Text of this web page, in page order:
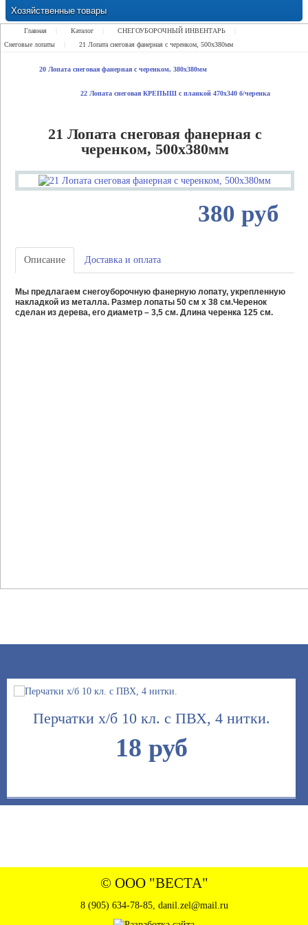
Хозяйственные товары
Замки Ручки Петли Засовы Проушины
Главная Каталог СНЕГОУБОРОЧНЫЙ ИНВЕНТАРЬ
Снеговые лопаты
21 Лопата снеговая фанерная с черенком, 500х380мм
20 Лопата снеговая фанерная с черенком, 380х380мм
22 Лопата снеговая КРЕПЫШ с планкой 470х340 б/черенка
21 Лопата снеговая фанерная с
черенком, 500х380мм
380 руб
Описание Доставка и оплата
Мы предлагаем снегоуборочную фанерную лопату, укрепленную
накладкой из металла. Размер лопаты 50 см х 38 см.Черенок
сделан из дерева, его диаметр – 3,5 см. Длина черенка 125 см.
Перчатки х/б 10 кл. с ПВХ, 4 нитки.
18 руб
250 руб
© ООО "ВЕСТА"
8 (905) 634-78-85, danil.zel@mail.ru